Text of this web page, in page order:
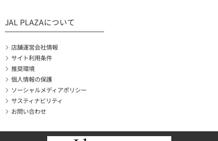
JAL PLAZAについて
店舗運営会社情報
サイト利用条件
推奨環境
個人情報の保護
ソーシャルメディアポリシー
サスティナビリティ
お問い合わせ